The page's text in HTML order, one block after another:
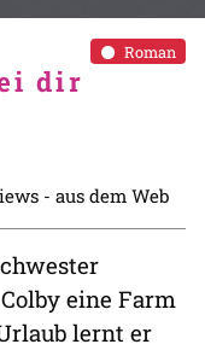
Roman
dir
- aus dem Web
eine Farm
lernt er